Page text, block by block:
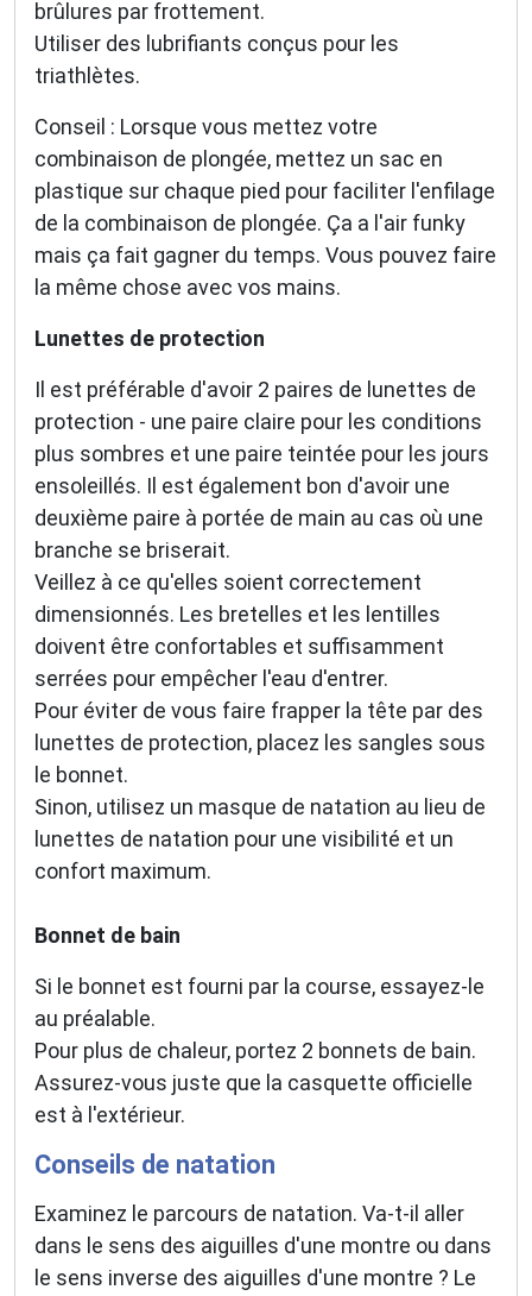
brûlures par frottement.
Utiliser des lubrifiants conçus pour les
triathlètes.
Conseil : Lorsque vous mettez votre
combinaison de plongée, mettez un sac en
plastique sur chaque pied pour faciliter l'enfilage
de la combinaison de plongée. Ça a l'air funky
mais ça fait gagner du temps. Vous pouvez faire
la même chose avec vos mains.
Lunettes de protection
Il est préférable d'avoir 2 paires de lunettes de
protection - une paire claire pour les conditions
plus sombres et une paire teintée pour les jours
ensoleillés. Il est également bon d'avoir une
deuxième paire à portée de main au cas où une
branche se briserait.
Veillez à ce qu'elles soient correctement
dimensionnés. Les bretelles et les lentilles
doivent être confortables et suffisamment
serrées pour empêcher l'eau d'entrer.
Pour éviter de vous faire frapper la tête par des
lunettes de protection, placez les sangles sous
le bonnet.
Sinon, utilisez un masque de natation au lieu de
lunettes de natation pour une visibilité et un
confort maximum.
Bonnet de bain
Si le bonnet est fourni par la course, essayez-le
au préalable.
Pour plus de chaleur, portez 2 bonnets de bain.
Assurez-vous juste que la casquette officielle
est à l'extérieur.
Conseils de natation
Examinez le parcours de natation. Va-t-il aller
dans le sens des aiguilles d'une montre ou dans
le sens inverse des aiguilles d'une montre ? Le